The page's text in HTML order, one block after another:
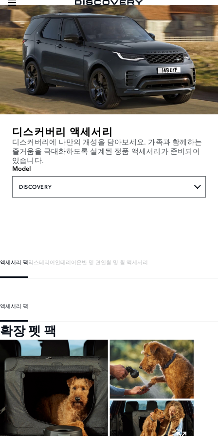
디스커버리 액세서리
디스커버리에 나만의 개성을 담아보세요. 가족과 함께하는
즐거움을 극대화하도록 설계된 정품 액세서리가 준비되어
있습니다.
Model
DISCOVERY
액세서리 팩익스테리어인테리어운반 및 견인휠 및 휠 액세서리
액세서리 팩
확장 펫 팩